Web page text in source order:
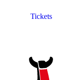
Tickets